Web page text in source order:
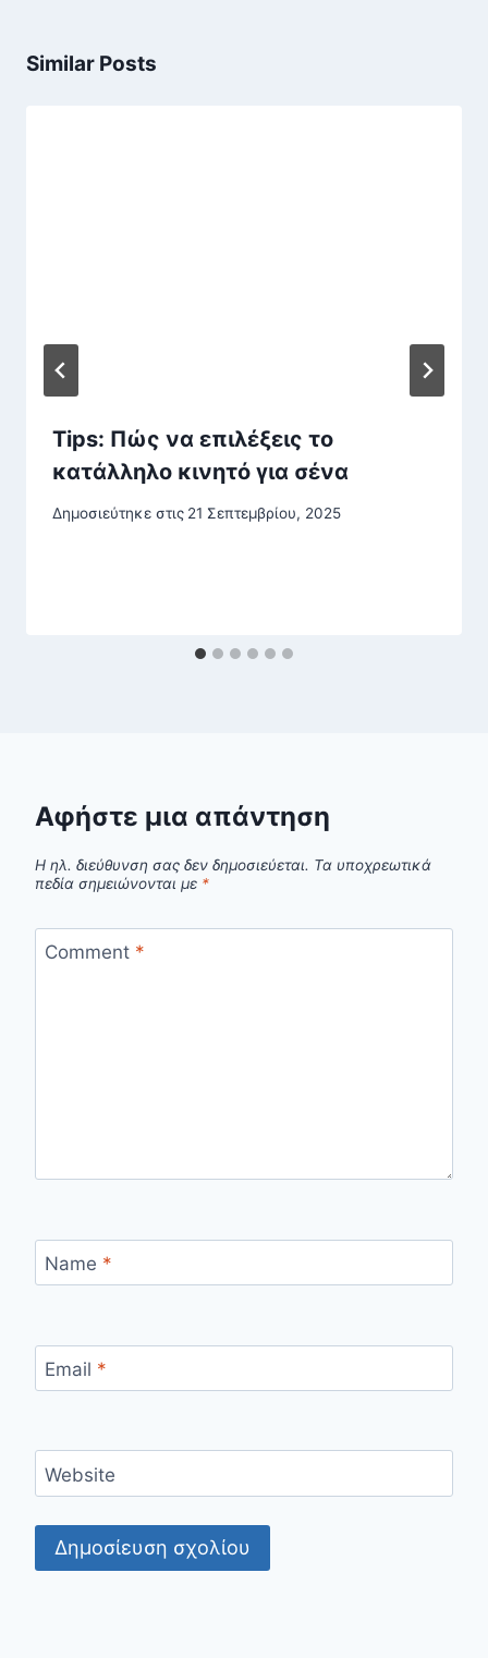
Similar Posts
Tips: Πώς να επιλέξεις το
κατάλληλο κινητό για σένα
Δημοσιεύτηκε στις 21 Σεπτεμβρίου, 2025
Αφήστε μια απάντηση
Η ηλ. διεύθυνση σας δεν δημοσιεύεται. Τα υποχρεωτικά
πεδία σημειώνονται με *
Comment *
Name *
Email *
Website